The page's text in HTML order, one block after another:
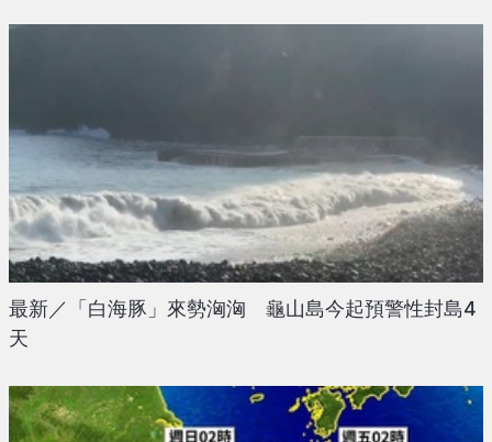
最新／「白海豚」來勢洶洶 龜山島今起預警性封島4
天